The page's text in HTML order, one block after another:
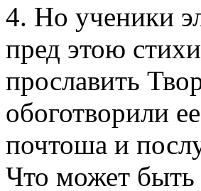
4. Но ученики
пред этою
прославить
обоготворили
почтоша и
Что может быть